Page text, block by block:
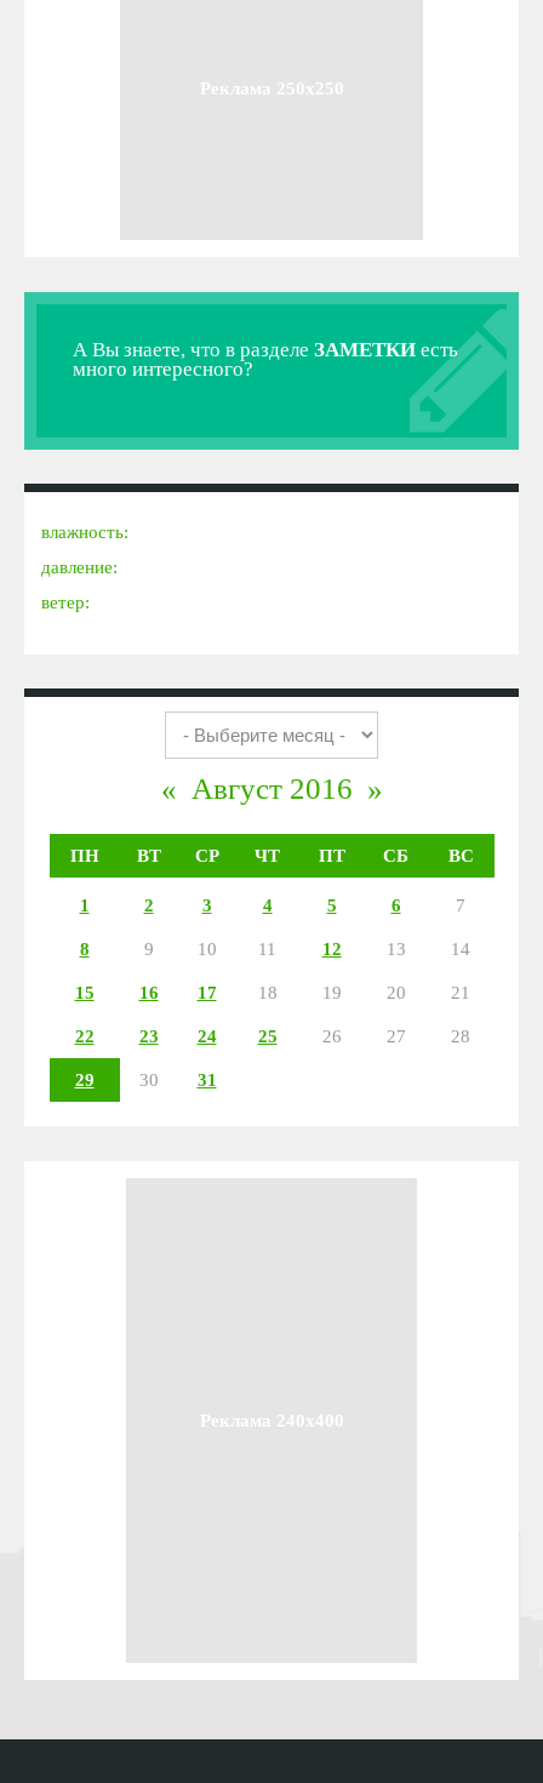
Реклама 250x250
А Вы знаете, что в разделе ЗАМЕТКИ есть
много интересного?
влажность:
давление:
ветер:
« Август 2016 »
ПН ВТ СР ЧТ ПТ СБ ВС
1 2 3 4 5 6 7
8 9 10 11 12 13 14
15 16 17 18 19 20 21
22 23 24 25 26 27 28
29 30 31
Реклама 240x400